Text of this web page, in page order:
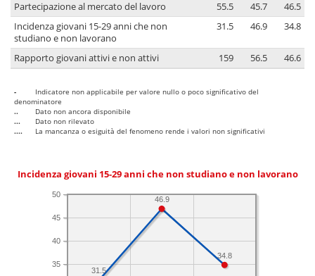
Partecipazione al mercato del lavoro 55.5 45.7
46.5
Incidenza giovani 15-29 anni che non
studiano e non lavorano
31.5 46.9 34.8
Rapporto giovani attivi e non attivi 159 56.5 46.6
-
Indicatore non applicabile per valore nullo o poco significativo del
denominatore
..
Dato non ancora disponibile
...
Dato non rilevato
....
La mancanza o esiguità del fenomeno rende i valori non significativi
Incidenza giovani 15-29 anni che non studiano e non lavorano
35
40
45
50
34.8
46.9
31.5